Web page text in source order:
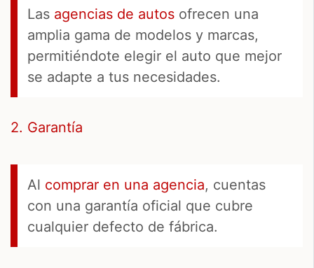
Las agencias de autos ofrecen una
amplia gama de modelos y marcas,
permitiéndote elegir el auto que mejor
se adapte a tus necesidades.
2. Garantía
Al comprar en una agencia, cuentas
con una garantía oficial que cubre
cualquier defecto de fábrica.